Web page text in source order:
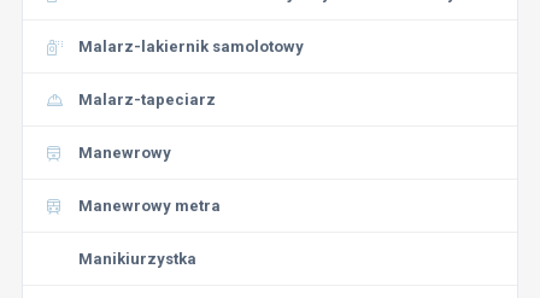
Malarz-lakiernik samolotowy
Malarz-tapeciarz
Manewrowy
Manewrowy metra
Manikiurzystka